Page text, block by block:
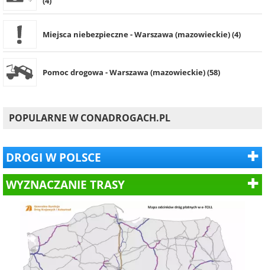
Miejsca niebezpieczne - Warszawa (mazowieckie) (4)
Pomoc drogowa - Warszawa (mazowieckie) (58)
POPULARNE W CONADROGACH.PL
DROGI W POLSCE
WYZNACZANIE TRASY